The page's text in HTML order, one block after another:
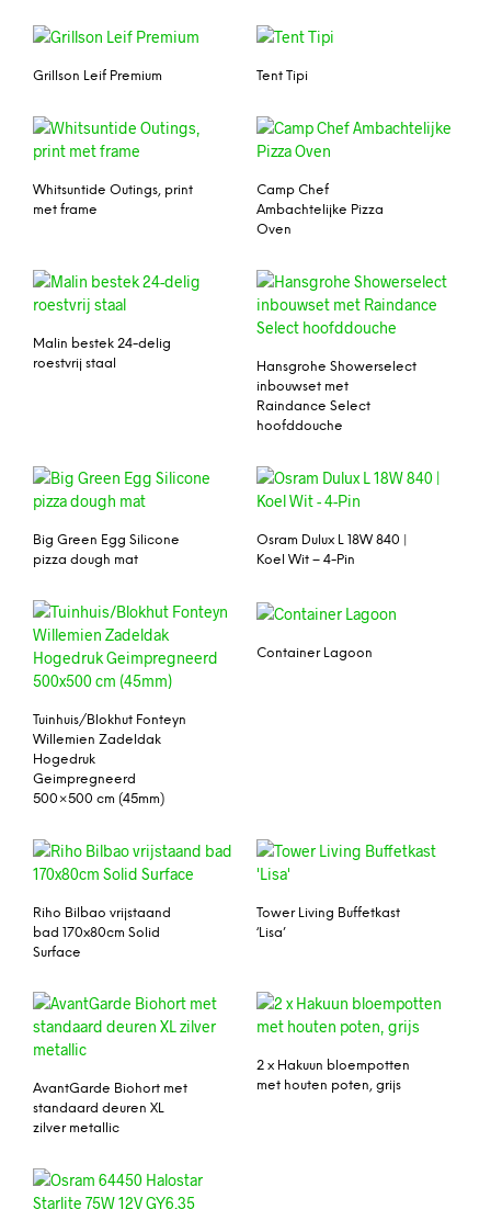
Grillson Leif Premium Tent Tipi
Whitsuntide Outings, print
met frame
Camp Chef
Ambachtelijke Pizza
Oven
Malin bestek 24-delig
roestvrij staal
Hansgrohe Showerselect
inbouwset met
Raindance Select
hoofddouche
Big Green Egg Silicone
pizza dough mat
Osram Dulux L 18W 840 |
Koel Wit – 4-Pin
Tuinhuis/Blokhut Fonteyn
Willemien Zadeldak
Hogedruk
Geimpregneerd
500×500 cm (45mm)
Container Lagoon
Riho Bilbao vrijstaand
bad 170x80cm Solid
Surface
Tower Living Buffetkast
‘Lisa’
AvantGarde Biohort met
standaard deuren XL
zilver metallic
2 x Hakuun bloempotten
met houten poten, grijs